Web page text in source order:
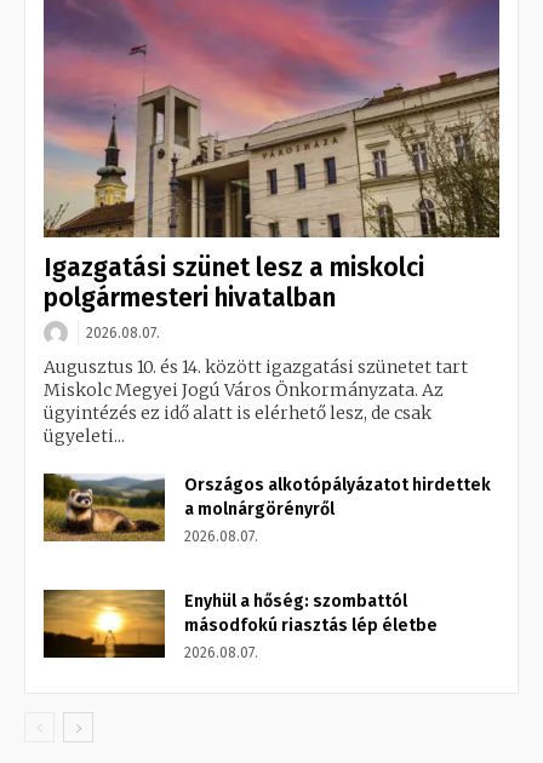
Igazgatási szünet lesz a miskolci
polgármesteri hivatalban
2026.08.07.
Augusztus 10. és 14. között igazgatási szünetet tart
Miskolc Megyei Jogú Város Önkormányzata. Az
ügyintézés ez idő alatt is elérhető lesz, de csak
ügyeleti...
Országos alkotópályázatot hirdettek
a molnárgörényről
2026.08.07.
Enyhül a hőség: szombattól
másodfokú riasztás lép életbe
2026.08.07.